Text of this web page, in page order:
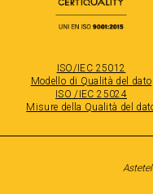
ISO/IEC 25012
Modello di Qualità del dato
ISO /IEC 25024
Misure della Qualità del